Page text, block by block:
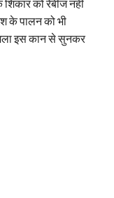
को रेबीज नही
के पालन को भी
इस कान से सुनकर